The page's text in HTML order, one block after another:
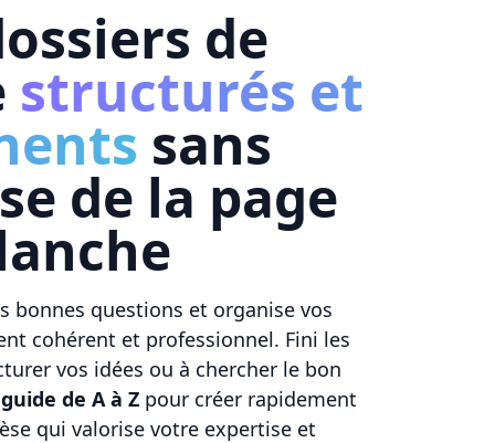
de
structurés et
sans
de la page
bonnes questions et organise vos
cohérent et professionnel. Fini les
vos idées ou à chercher le bon
guide de A à Zpour créer rapidement
qui valorise votre expertise et